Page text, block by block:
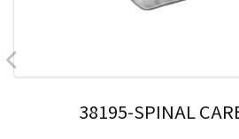
38195-SPINAL